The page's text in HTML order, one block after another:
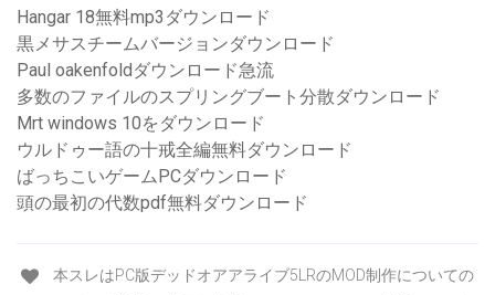
Hangar 18無料mp3ダウンロード
黒メサスチームバージョンダウンロード
Paul oakenfoldダウンロード急流
多数のファイルのスプリングブート分散ダウンロード
Mrt windows 10をダウンロード
ウルドゥー語の十戒全編無料ダウンロード
ばっちこいゲームPCダウンロード
頭の最初の代数pdf無料ダウンロード
本スレはPC版デッドオアアライブ5LRのMOD制作についての